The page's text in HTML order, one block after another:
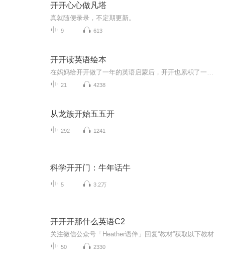
开开心心做凡塔
真就随便录录，不定期更新。
9 613
开开读英语绘本
21 4238
从龙族开始五五开
292 1241
科学开开门：牛年话牛
5 3.2万
开开开那什么英语C2
关注微信公众号「Heather语伴」回复“教材”获取以下教材
50 2330